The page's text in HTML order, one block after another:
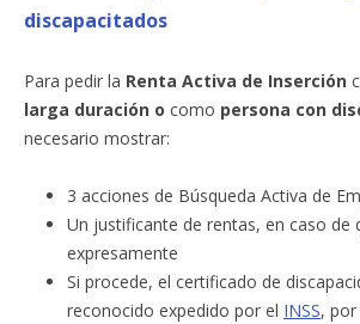
discapacitados
Para pedir la Renta Activa de Inserción
larga duración o como persona con
necesario mostrar:
3 acciones de Búsqueda Activa de
Un justificante de rentas, en caso de
expresamente
Si procede, el certificado de
reconocido expedido por el INSS, por